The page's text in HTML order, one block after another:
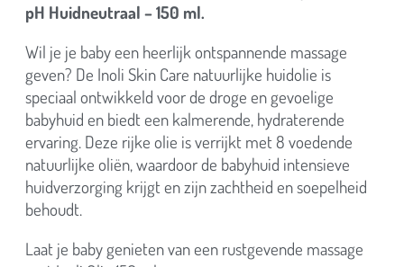
pH Huidneutraal – 150 ml.
Wil je je baby een heerlijk ontspannende massage
geven? De Inoli Skin Care natuurlijke huidolie is
speciaal ontwikkeld voor de droge en gevoelige
babyhuid en biedt een kalmerende, hydraterende
ervaring. Deze rijke olie is verrijkt met 8 voedende
natuurlijke oliën, waardoor de babyhuid intensieve
huidverzorging krijgt en zijn zachtheid en soepelheid
behoudt.
Laat je baby genieten van een rustgevende massage